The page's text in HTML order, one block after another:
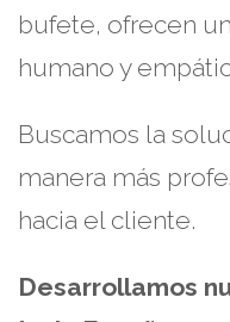
bufete, ofrecen
humano y
Buscamos la
manera más
hacia el cliente.
Desarrollamos